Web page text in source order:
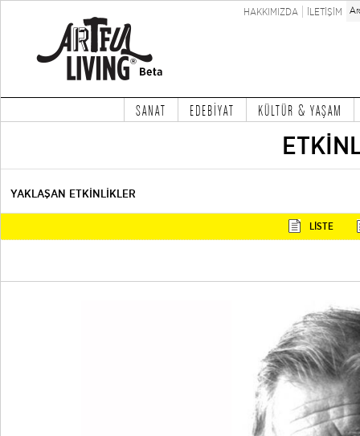
HAKKIMIZDA İLETİŞİM
SANAT EDEBİYAT KÜLTÜR & YAŞAM
YAKLAŞAN ETKİNLİKLER
LİSTE